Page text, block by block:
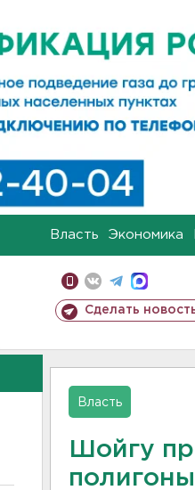
Власть Экономика
Сделать
Власть
Шойгу